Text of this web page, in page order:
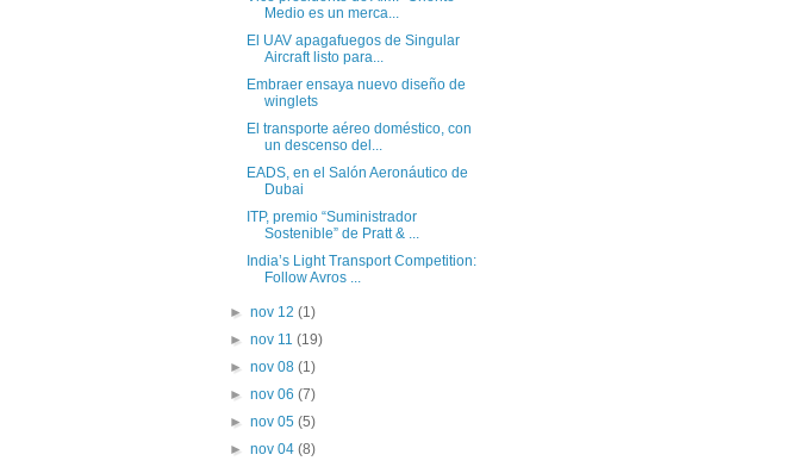
Medio es un merca...
El UAV apagafuegos de Singular
Aircraft listo para...
Embraer ensaya nuevo diseño de
winglets
El transporte aéreo doméstico, con
un descenso del...
EADS, en el Salón Aeronáutico de
Dubai
ITP, premio “Suministrador
Sostenible” de Pratt & ...
India’s Light Transport Competition:
Follow Avros ...
► nov 12 (1)
► nov 11 (19)
► nov 08 (1)
► nov 06 (7)
► nov 05 (5)
► nov 04 (8)